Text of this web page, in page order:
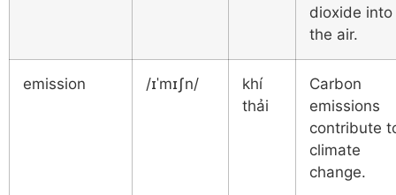
dioxide into
the air.
emission /ɪˈmɪʃn/
khí
thải
Carbon
emissions
contribute
climate
change.